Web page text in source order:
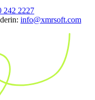
242 2227
info@xmrsoft.com